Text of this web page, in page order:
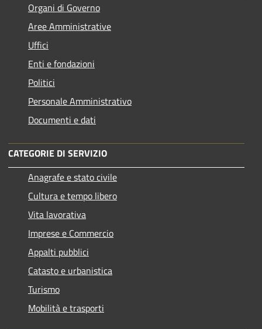
Organi di Governo
Aree Amministrative
Uffici
Enti e fondazioni
Politici
Personale Amministrativo
Documenti e dati
CATEGORIE DI SERVIZIO
Anagrafe e stato civile
Cultura e tempo libero
Vita lavorativa
Imprese e Commercio
Appalti pubblici
Catasto e urbanistica
Turismo
Mobilità e trasporti